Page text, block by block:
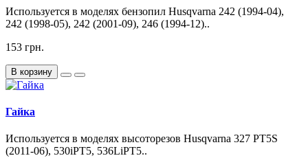
Используется в моделях бензопил Husqvarna 242 (1994-04),
242 (1998-05), 242 (2001-09), 246 (1994-12)..
153 грн.
В корзину
Гайка
Используется в моделях высоторезов Husqvarna 327 PT5S
(2011-06), 530iPT5, 536LiPT5..